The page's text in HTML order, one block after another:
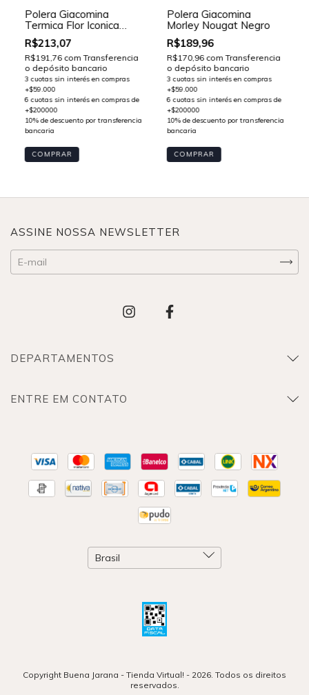
Polera Giacomina
Termica Flor Iconica
B&W
R$213,07
R$191,76 com Transferencia
o depósito bancario
COMPRAR
Polera Giacomina
Morley Nougat Negro
R$189,96
R$170,96 com Transferencia
o depósito bancario
COMPRAR
ASSINE NOSSA NEWSLETTER
DEPARTAMENTOS
ENTRE EM CONTATO
Copyright Buena Jarana - Tienda Virtual! - 2026. Todos os direitos
reservados.